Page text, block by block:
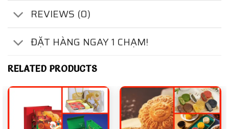
REVIEWS (0)
ĐẶT HÀNG NGAY 1 CHẠM!
RELATED PRODUCTS